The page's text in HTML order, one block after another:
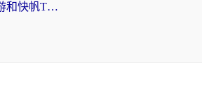
海外党必看：雷神手游和快帆TV版好用吗？3步选对回国加速器不踩坑